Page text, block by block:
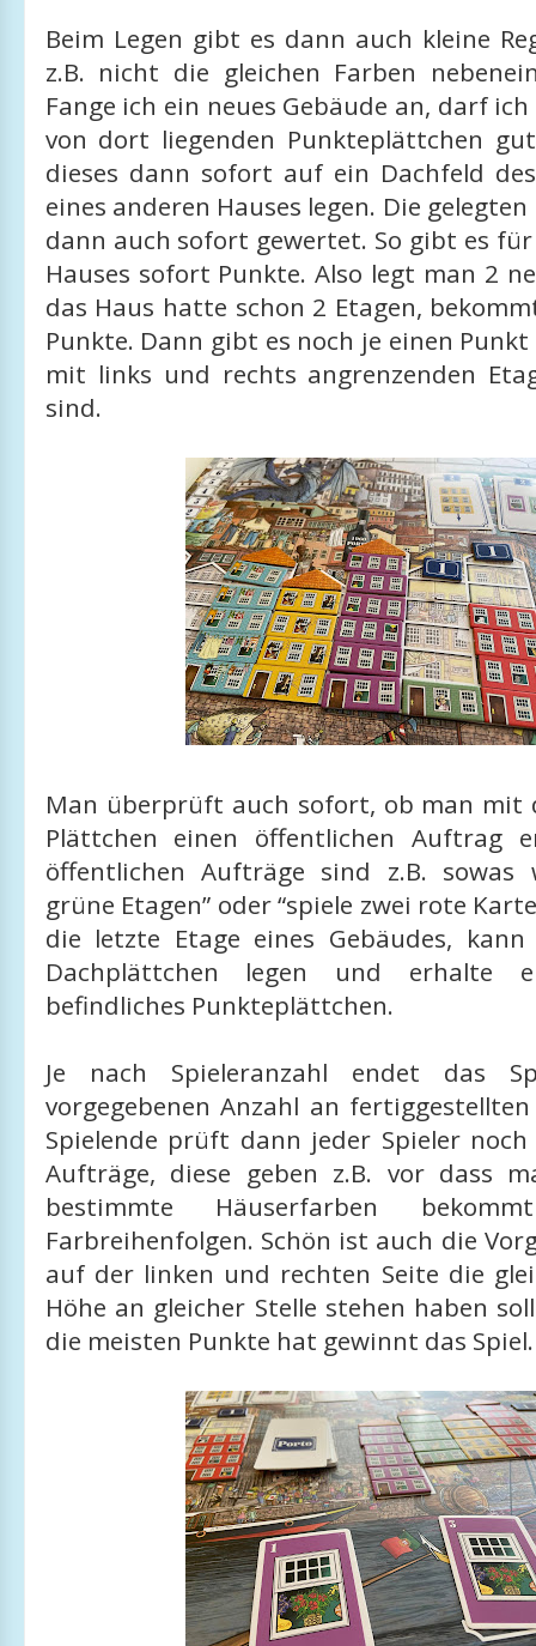
Beim Legen gibt es dann auch kleine
z.B. nicht die gleichen Farben
Fange ich ein neues Gebäude an, darf
von dort liegenden Punkteplättchen
dieses dann sofort auf ein Dachfeld
eines anderen Hauses legen. Die
dann auch sofort gewertet. So gibt es für
Hauses sofort Punkte. Also legt man 2
das Haus hatte schon 2 Etagen,
Punkte. Dann gibt es noch je einen
mit links und rechts angrenzenden
sind.
Man überprüft auch sofort, ob man mit
Plättchen einen öffentlichen Auftrag
öffentlichen Aufträge sind z.B. sowas
grüne Etagen” oder “spiele zwei rote
die letzte Etage eines Gebäudes,
Dachplättchen legen und erhalte
befindliches Punkteplättchen.
Je nach Spieleranzahl endet das
vorgegebenen Anzahl an
Spielende prüft dann jeder Spieler
Aufträge, diese geben z.B. vor dass
bestimmte Häuserfarben
Farbreihenfolgen. Schön ist auch die
auf der linken und rechten Seite die
Höhe an gleicher Stelle stehen haben
die meisten Punkte hat gewinnt das